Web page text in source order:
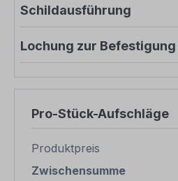
Schildausführung
Lochung zur Befestigung
Pro-Stück-Aufschläge
Produktpreis
Zwischensumme